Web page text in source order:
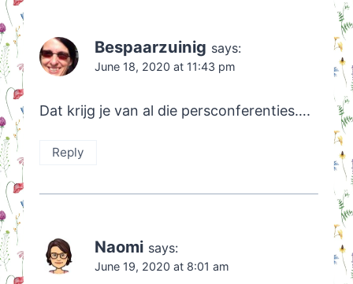
Bespaarzuinig says:
June 18, 2020 at 11:43 pm
Dat krijg je van al die persconferenties….
Reply
Naomi says:
June 19, 2020 at 8:01 am